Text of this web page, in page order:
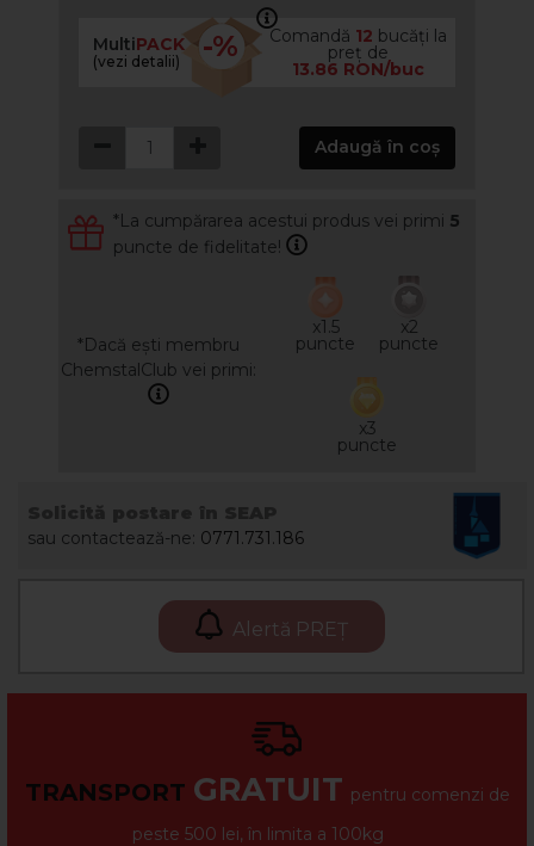
MultiPACK
(vezi detalii) -% Comandă 12 bucăți la
preț de
13.86 RON/buc
Adaugă în coș
*La cumpărarea acestui produs vei primi 5
puncte de fidelitate!
*Dacă ești membru
ChemstalClub vei primi:
x1.5
puncte
x2
puncte
x3
puncte
sau contactează-ne: 0771.731.186
Alertă PREȚ
TRANSPORT GRATUIT pentru comenzi de
peste 500 lei, în limita a 100kg